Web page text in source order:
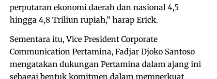
perputaran ekonomi daerah dan nasional 4,5
hingga 4,8 Triliun rupiah,” harap Erick.
Sementara itu, Vice President Corporate
Communication Pertamina, Fadjar Djoko Santoso
mengatakan dukungan Pertamina dalam ajang ini
sebagai bentuk komitmen dalam memperkuat